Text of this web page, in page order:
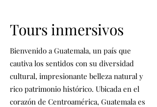
Tours inmersivos
Bienvenido a Guatemala, un país que
cautiva los sentidos con su diversidad
cultural, impresionante belleza natural y
rico patrimonio histórico. Ubicada en el
corazón de Centroamérica, Guatemala es